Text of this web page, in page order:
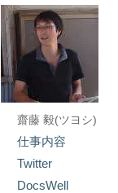
齋藤 毅(ツヨシ)
仕事内容
Twitter
DocsWell